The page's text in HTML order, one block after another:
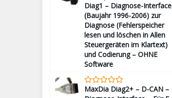
Diag1 – Diagnose-Interface
(Baujahr 1996-2006) zur
Diagnose (Fehlerspeicher
lesen und löschen in Allen
Steuergeräten im Klartext)
und Codierung – OHNE
Software
MaxDia Diag2+ – D-CAN –